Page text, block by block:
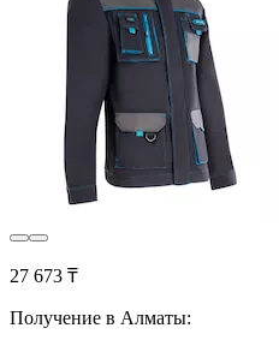
27 673 ₸
Получение в Алматы: